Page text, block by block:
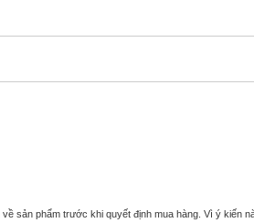
sản phẩm trước khi quyết định mua hàng. Vì ý kiến